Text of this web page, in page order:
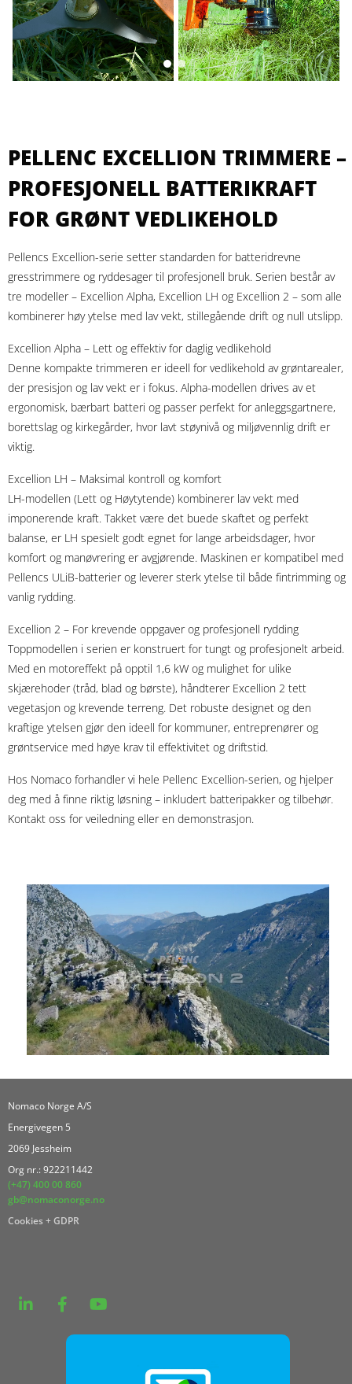
PELLENC EXCELLION TRIMMERE –
PROFESJONELL BATTERIKRAFT
FOR GRØNT VEDLIKEHOLD
Pellencs Excellion-serie setter standarden for batteridrevne
gresstrimmere og ryddesager til profesjonell bruk. Serien består av
tre modeller – Excellion Alpha, Excellion LH og Excellion 2 – som alle
kombinerer høy ytelse med lav vekt, stillegående drift og null utslipp.
Excellion Alpha – Lett og effektiv for daglig vedlikehold
Denne kompakte trimmeren er ideell for vedlikehold av grøntarealer,
der presisjon og lav vekt er i fokus. Alpha-modellen drives av et
ergonomisk, bærbart batteri og passer perfekt for anleggsgartnere,
borettslag og kirkegårder, hvor lavt støynivå og miljøvennlig drift er
viktig.
Excellion LH – Maksimal kontroll og komfort
LH-modellen (Lett og Høytytende) kombinerer lav vekt med
imponerende kraft. Takket være det buede skaftet og perfekt
balanse, er LH spesielt godt egnet for lange arbeidsdager, hvor
komfort og manøvrering er avgjørende. Maskinen er kompatibel med
Pellencs ULiB-batterier og leverer sterk ytelse til både fintrimming og
vanlig rydding.
Excellion 2 – For krevende oppgaver og profesjonell rydding
Toppmodellen i serien er konstruert for tungt og profesjonelt arbeid.
Med en motoreffekt på opptil 1,6 kW og mulighet for ulike
skjærehoder (tråd, blad og børste), håndterer Excellion 2 tett
vegetasjon og krevende terreng. Det robuste designet og den
kraftige ytelsen gjør den ideell for kommuner, entreprenører og
grøntservice med høye krav til effektivitet og driftstid.
Hos Nomaco forhandler vi hele Pellenc Excellion-serien, og hjelper
deg med å finne riktig løsning – inkludert batteripakker og tilbehør.
Kontakt oss for veiledning eller en demonstrasjon.
Nomaco Norge A/S
Energivegen 5
2069 Jessheim
Org nr.: 922211442
(+47) 400 00 860
gb@nomaconorge.no
Cookies + GDPR